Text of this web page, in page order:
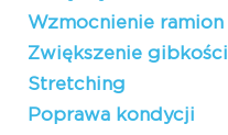
Wzmocnienie ramion
Zwiększenie gibkości
Stretching
Poprawa kondycji